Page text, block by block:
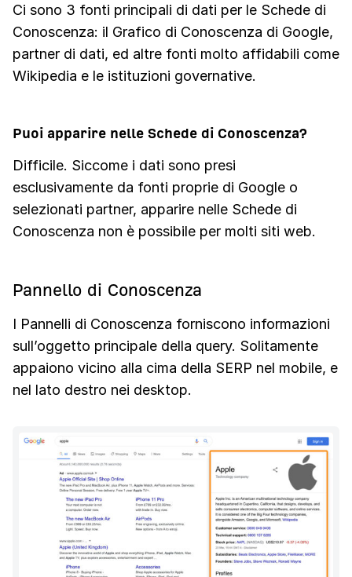
Ci sono 3 fonti principali di dati per le Schede di
Conoscenza: il Grafico di Conoscenza di Google,
partner di dati, ed altre fonti molto affidabili come
Wikipedia e le istituzioni governative.
Puoi apparire nelle Schede di Conoscenza?
Difficile. Siccome i dati sono presi
esclusivamente da fonti proprie di Google o
selezionati partner, apparire nelle Schede di
Conoscenza non è possibile per molti siti web.
Pannello di Conoscenza
I Pannelli di Conoscenza forniscono informazioni
sull’oggetto principale della query. Solitamente
appaiono vicino alla cima della SERP nel mobile, e
nel lato destro nei desktop.